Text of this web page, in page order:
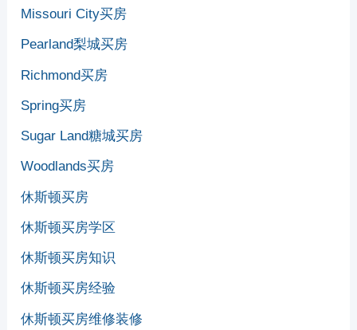
Missouri City买房
Pearland梨城买房
Richmond买房
Spring买房
Sugar Land糖城买房
Woodlands买房
休斯顿买房
休斯顿买房学区
休斯顿买房知识
休斯顿买房经验
休斯顿买房维修装修